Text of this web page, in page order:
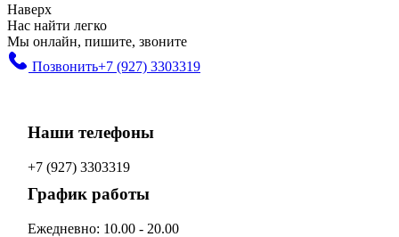
Наверх
Нас найти легко
Мы онлайн, пишите, звоните
Позвонить+7 (927) 3303319
Наши телефоны
+7 (927) 3303319
График работы
Ежедневно: 10.00 - 20.00